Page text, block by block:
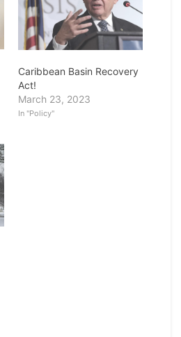
Caribbean Basin Recovery
Act!
March 23, 2023
In "Policy"